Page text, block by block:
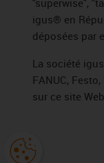
igus® en
déposées par
La société
FANUC,
sur ce site